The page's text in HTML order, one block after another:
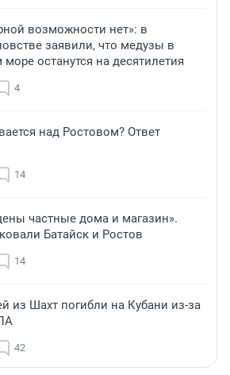
возможности нет»: в
заявили, что медузы в
останутся на десятилетия
4
над Ростовом? Ответ
14
частные дома и магазин».
Батайск и Ростов
14
из Шахт погибли на Кубани из-за
42